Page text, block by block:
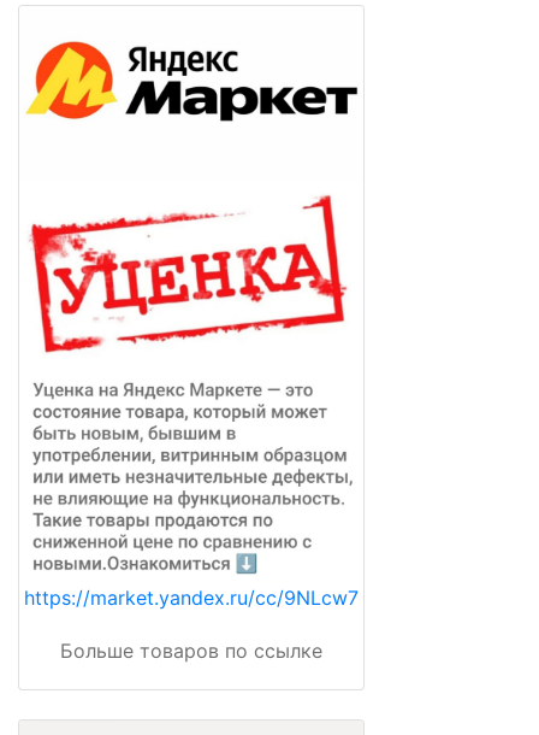
https://market.yandex.ru/cc/9NLcw7
Больше товаров по ссылке